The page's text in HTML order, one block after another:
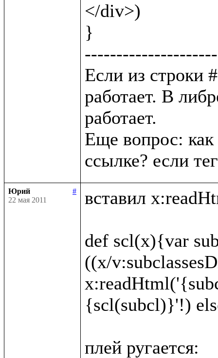
</div>)
}
Если из строки
работает. В
работает.
Еще вопрос: как
Юрий
#
22 мая 2011
вставил
def scl(x){var
((x/
{scl(subcl)}'!)
плей ругается: